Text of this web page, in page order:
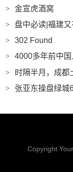
>
金宣虎酒窝
>
盘中必读|福建又有大动作
>
302 Found
>
4000多年前中
>
时隔半月，成都土拍楼
>
张亚东操盘绿城6年辞
Copyright